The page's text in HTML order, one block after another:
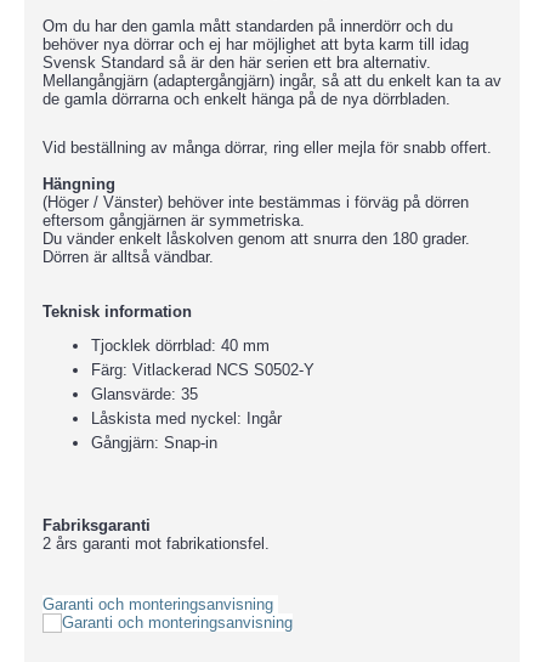
Om du har den gamla mått standarden på innerdörr och du
behöver nya dörrar och ej har möjlighet att byta karm till idag
Svensk Standard så är den här serien ett bra alternativ.
Mellangångjärn (adaptergångjärn) ingår, så att du enkelt kan ta av
de gamla dörrarna och enkelt hänga på de nya dörrbladen.
Vid beställning av många dörrar, ring eller mejla för snabb offert.
Hängning
(Höger / Vänster) behöver inte bestämmas i förväg på dörren
eftersom gångjärnen är symmetriska.
Du vänder enkelt låskolven genom att snurra den 180 grader.
Dörren är alltså vändbar.
Teknisk information
Tjocklek dörrblad: 40 mm
Färg: Vitlackerad NCS S0502-Y
Glansvärde: 35
Låskista med nyckel: Ingår
Gångjärn: Snap-in
Fabriksgaranti
2 års garanti mot fabrikationsfel.
Garanti och monteringsanvisning